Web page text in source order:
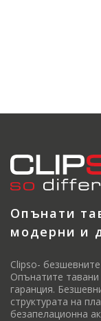
Опънати
модерни и
Clipso-
Опънатите
гаранция.
структурата на
безапелационна